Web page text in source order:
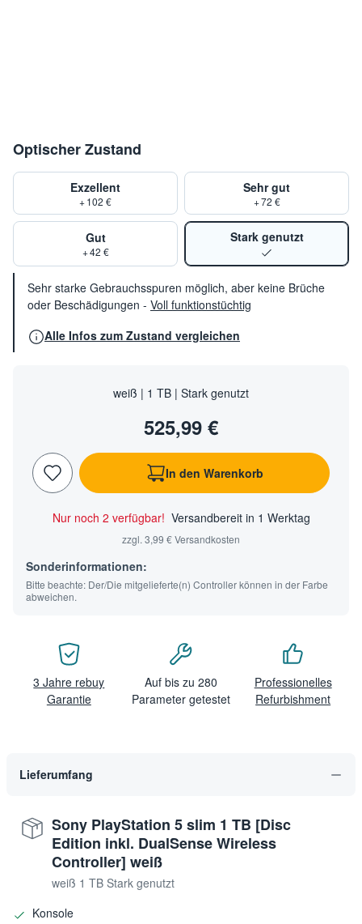
Optischer Zustand
Exzellent
+ 102 €
Sehr gut
+ 72 €
Gut
+ 42 €
Stark genutzt
Sehr starke Gebrauchsspuren möglich, aber keine Brüche
oder Beschädigungen - Voll funktionstüchtig
Alle Infos zum Zustand vergleichen
525,99 €
weiß | 1 TB | Stark genutzt
In den Warenkorb
Nur noch 2 verfügbar! Versandbereit in 1 Werktag
zzgl. 3,99 € Versandkosten
Sonderinformationen:
Bitte beachte: Der/Die mitgelieferte(n) Controller können in der Farbe
abweichen.
3 Jahre rebuy
Garantie
Auf bis zu 280
Parameter getestet
Professionelles
Refurbishment
Lieferumfang
Sony PlayStation 5 slim 1 TB [Disc
Edition inkl. DualSense Wireless
Controller] weiß
weiß 1 TB Stark genutzt
Konsole